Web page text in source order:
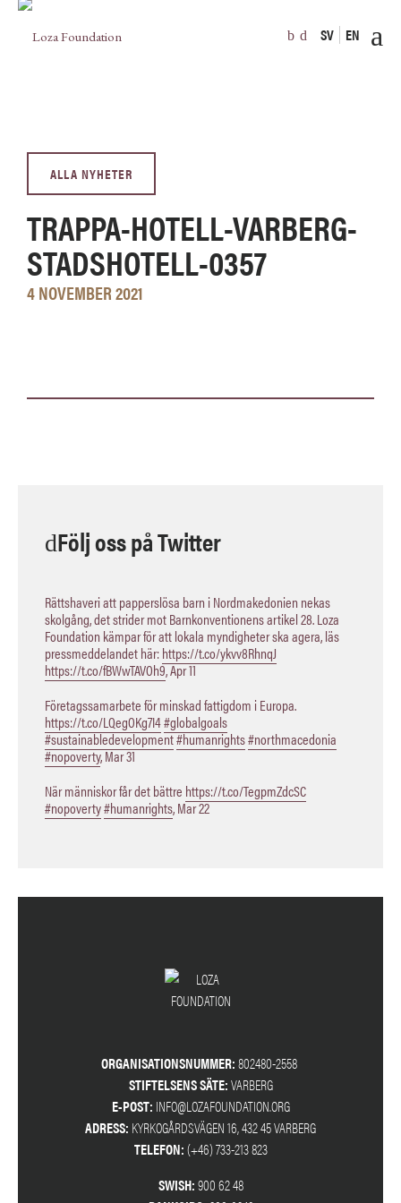
SV EN
ALLA NYHETER
TRAPPA-HOTELL-VARBERG-
STADSHOTELL-0357
4 NOVEMBER 2021
Följ oss på Twitter
Rättshaveri att papperslösa barn i Nordmakedonien nekas
skolgång, det strider mot Barnkonventionens artikel 28. Loza
Foundation kämpar för att lokala myndigheter ska agera, läs
pressmeddelandet här:https://t.co/ykvv8RhnqJ
https://t.co/fBWwTAVOh9,Apr 11
Företagssamarbete för minskad fattigdom i Europa.
https://t.co/LQegOKg7I4#globalgoals
#sustainabledevelopment#humanrights#northmacedonia
#nopoverty,Mar 31
När människor får det bättre https://t.co/TegpmZdcSC
#nopoverty#humanrights,Mar 22
ORGANISATIONSNUMMER:802480-2558
STIFTELSENS SÄTE:VARBERG
E-POST: INFO@LOZAFOUNDATION.ORG
ADRESS: KYRKOGÅRDSVÄGEN 16, 432 45 VARBERG
TELEFON:(+46) 733-213 823
SWISH:900 62 48